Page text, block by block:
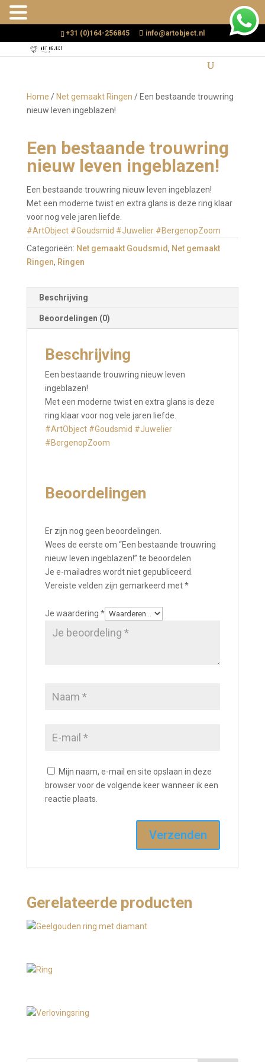
+31 (0)164-256845 info@artobject.nl
Home / Net gemaakt Ringen / Een bestaande trouwring
nieuw leven ingeblazen!
Een bestaande trouwring
nieuw leven ingeblazen!
Een bestaande trouwring nieuw leven ingeblazen!
Met een moderne twist en extra glans is deze ring klaar
voor nog vele jaren liefde.
#ArtObject #Goudsmid #Juwelier #BergenopZoom
Categorieën: Net gemaakt Goudsmid, Net gemaakt
Ringen, Ringen
Beschrijving
Beoordelingen (0)
Beschrijving
Een bestaande trouwring nieuw leven
ingeblazen!
Met een moderne twist en extra glans is deze
ring klaar voor nog vele jaren liefde.
#ArtObject #Goudsmid #Juwelier
#BergenopZoom
Beoordelingen
Er zijn nog geen beoordelingen.
Wees de eerste om “Een bestaande trouwring
nieuw leven ingeblazen!” te beoordelen
Je e-mailadres wordt niet gepubliceerd.
Vereiste velden zijn gemarkeerd met*
Je waardering *
Mijn naam, e-mail en site opslaan in deze
browser voor de volgende keer wanneer ik een
reactie plaats.
Gerelateerde producten